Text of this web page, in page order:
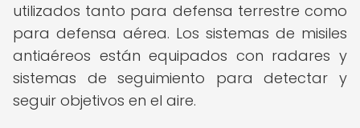
utilizados tanto para defensa terrestre como
para defensa aérea. Los sistemas de misiles
antiaéreos están equipados con radares y
sistemas de seguimiento para detectar y
seguir objetivos en el aire.